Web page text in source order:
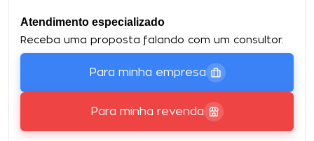
Atendimento especializado
Receba uma proposta falando com um consultor.
Para minha empresa
Para minha revenda